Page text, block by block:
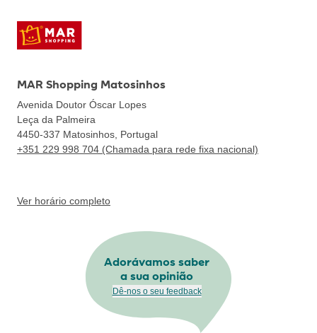
MAR Shopping Matosinhos
Avenida Doutor Óscar Lopes
Leça da Palmeira
4450-337 Matosinhos, Portugal
+351 229 998 704 (Chamada para rede fixa nacional)
Ver horário completo
Adorávamos saber
a sua opinião
Dê-nos o seu feedback